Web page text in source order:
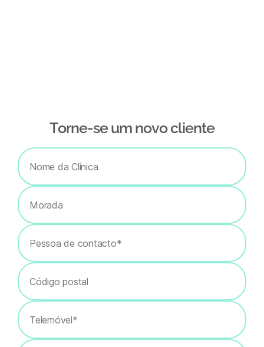
Тorne-se um novo cliente